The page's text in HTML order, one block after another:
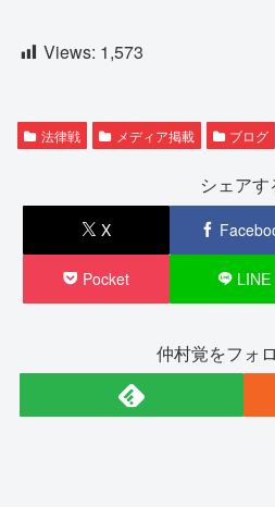
Views: 1,573
法律戦 メディア掲載 ブログ
シェアす
X
Pocket LINE
仲村覚をフォ